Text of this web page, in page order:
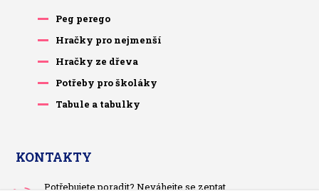
Peg perego
Hračky pro nejmenší
Hračky ze dřeva
Potřeby pro školáky
Tabule a tabulky
KONTAKTY
Potřebujete poradit? Neváhejte se zeptat.